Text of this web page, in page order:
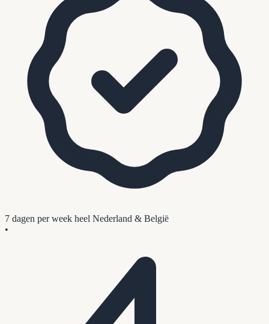
7 dagen per week heel Nederland & België
•